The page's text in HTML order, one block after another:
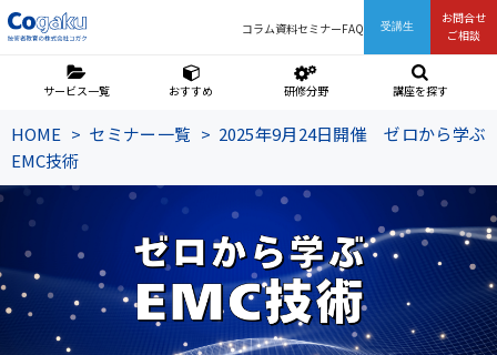
コラム資料セミナーFAQ 受講生
お問合せ
ご相談
サービス一覧 おすすめ 研修分野 講座を探す
HOME セミナー一覧
2025年9月24日開催 ゼロから学ぶ
EMC技術